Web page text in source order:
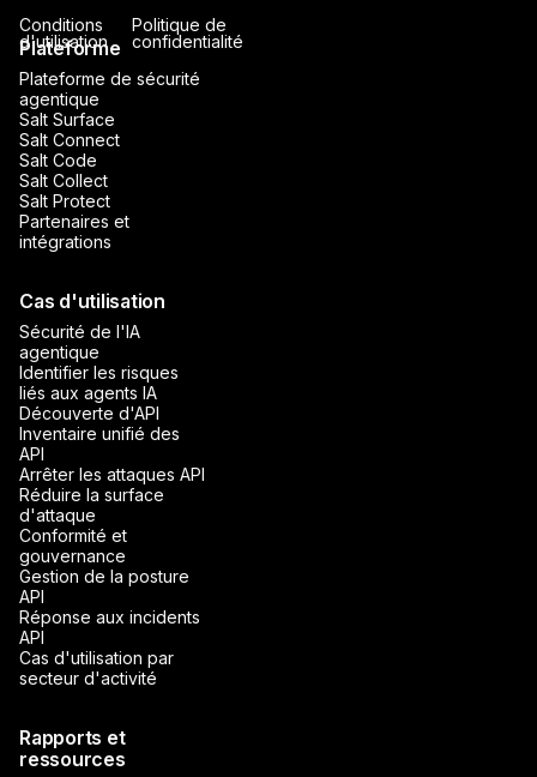
Plateforme
Plateforme de sécurité
agentique
Salt Surface
Salt Connect
Salt Code
Salt Collect
Salt Protect
Partenaires et
intégrations
Cas d'utilisation
Sécurité de l'IA
agentique
Identifier les risques
liés aux agents IA
Découverte d'API
Inventaire unifié des
API
Arrêter les attaques API
Réduire la surface
d'attaque
Conformité et
gouvernance
Gestion de la posture
API
Réponse aux incidents
API
Cas d'utilisation par
secteur d'activité
Rapports et
ressources
Conditions
d'utilisation
Politique de
confidentialité